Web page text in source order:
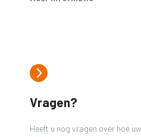
Vragen?
Heeft u nog vragen over hoe